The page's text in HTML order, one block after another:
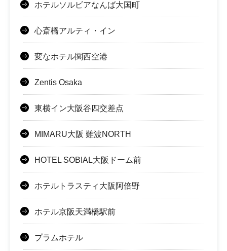
ホテルソルビアなんば大国町
心斎橋アルティ・イン
変なホテル関西空港
Zentis Osaka
東横イン大阪谷四交差点
MIMARU大阪 難波NORTH
HOTEL SOBIAL大阪ドーム前
ホテルトラスティ大阪阿倍野
ホテル京阪天満橋駅前
プラムホテル